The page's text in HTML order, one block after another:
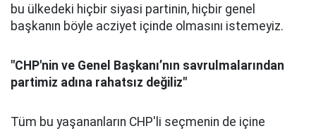
bu ülkedeki hiçbir siyasi partinin, hiçbir genel
başkanın böyle acziyet içinde olmasını istemeyiz.
"CHP'nin ve Genel Başkanı’nın savrulmalarından
partimiz adına rahatsız değiliz"
Tüm bu yaşananların CHP'li seçmenin de içine